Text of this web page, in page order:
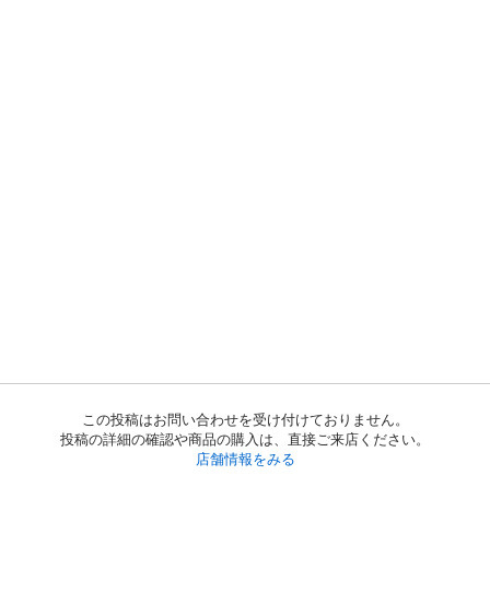
この投稿はお問い合わせを受け付けておりません。
投稿の詳細の確認や商品の購入は、直接ご来店ください。
店舗情報をみる